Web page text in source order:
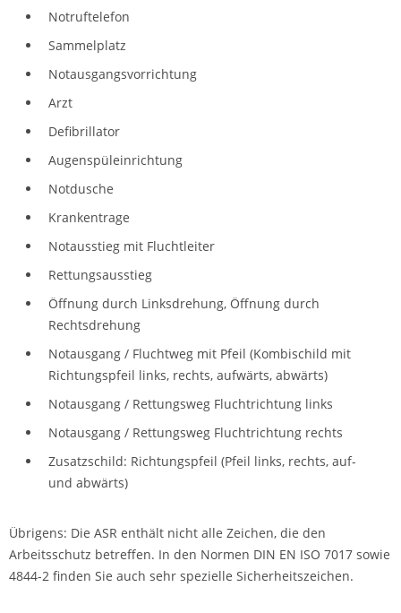
Notruftelefon
Sammelplatz
Notausgangsvorrichtung
Arzt
Defibrillator
Augenspüleinrichtung
Notdusche
Krankentrage
Notausstieg mit Fluchtleiter
Rettungsausstieg
Öffnung durch Linksdrehung, Öffnung durch
Rechtsdrehung
Notausgang / Fluchtweg mit Pfeil (Kombischild mit
Richtungspfeil links, rechts, aufwärts, abwärts)
Notausgang / Rettungsweg Fluchtrichtung links
Notausgang / Rettungsweg Fluchtrichtung rechts
Zusatzschild: Richtungspfeil (Pfeil links, rechts, auf-
und abwärts)
Übrigens: Die ASR enthält nicht alle Zeichen, die den
Arbeitsschutz betreffen. In den Normen DIN EN ISO 7017 sowie
4844-2 finden Sie auch sehr spezielle Sicherheitszeichen.